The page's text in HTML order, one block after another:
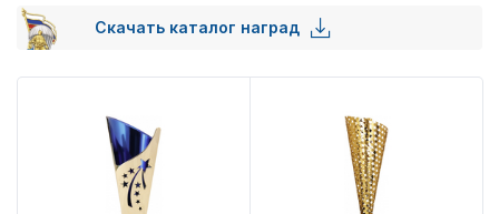
Скачать каталог наград